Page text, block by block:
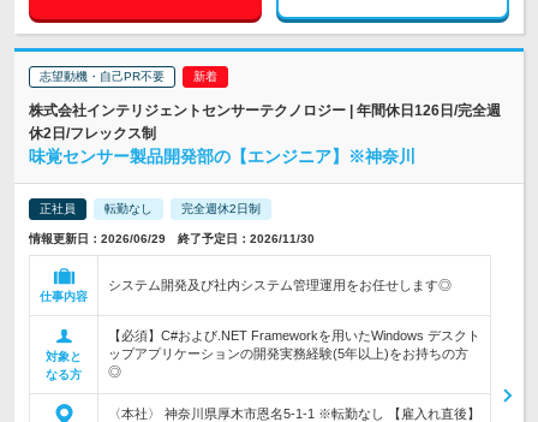
志望動機・自己PR不要
株式会社インテリジェントセンサーテクノロジー | 年間休日126日/完全週
休2日/フレックス制
味覚センサー製品開発部の【エンジニア】※神奈川
正社員 転勤なし 完全週休2日制
情報更新日：2026/06/29 終了予定日：2026/11/30
仕事内容
システム開発及び社内システム管理運用をお任せします◎
対象と
なる方
【必須】C#および.NET Frameworkを用いたWindows デスクト
ップアプリケーションの開発実務経験(5年以上)をお持ちの方
◎
〈本社〉 神奈川県厚木市恩名5-1-1 ※転勤なし 【雇入れ直後】